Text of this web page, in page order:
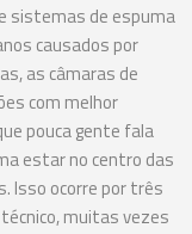
sistemas de espuma
causados por
as câmaras de
com melhor
pouca gente fala
estar no centro das
Isso ocorre por três
muitas vezes